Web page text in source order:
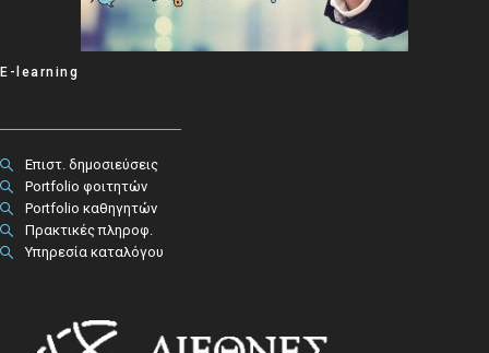
E-learning
Επιστ. δημοσιεύσεις
Portfolio φοιτητών
Portfolio καθηγητών
Πρακτικές πληροφ.​
Υπηρεσία καταλόγου